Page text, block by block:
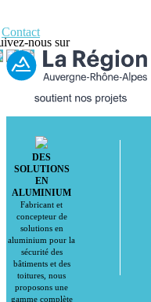
Contact
nous sur
DES
SOLUTIONS
EN
ALUMINIUM
Fabricant et
concepteur de
solutions en
aluminium pour la
sécurité des
bâtiments et des
toitures, nous
proposons une
gamme complète